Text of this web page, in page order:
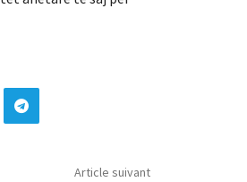
Article suivant